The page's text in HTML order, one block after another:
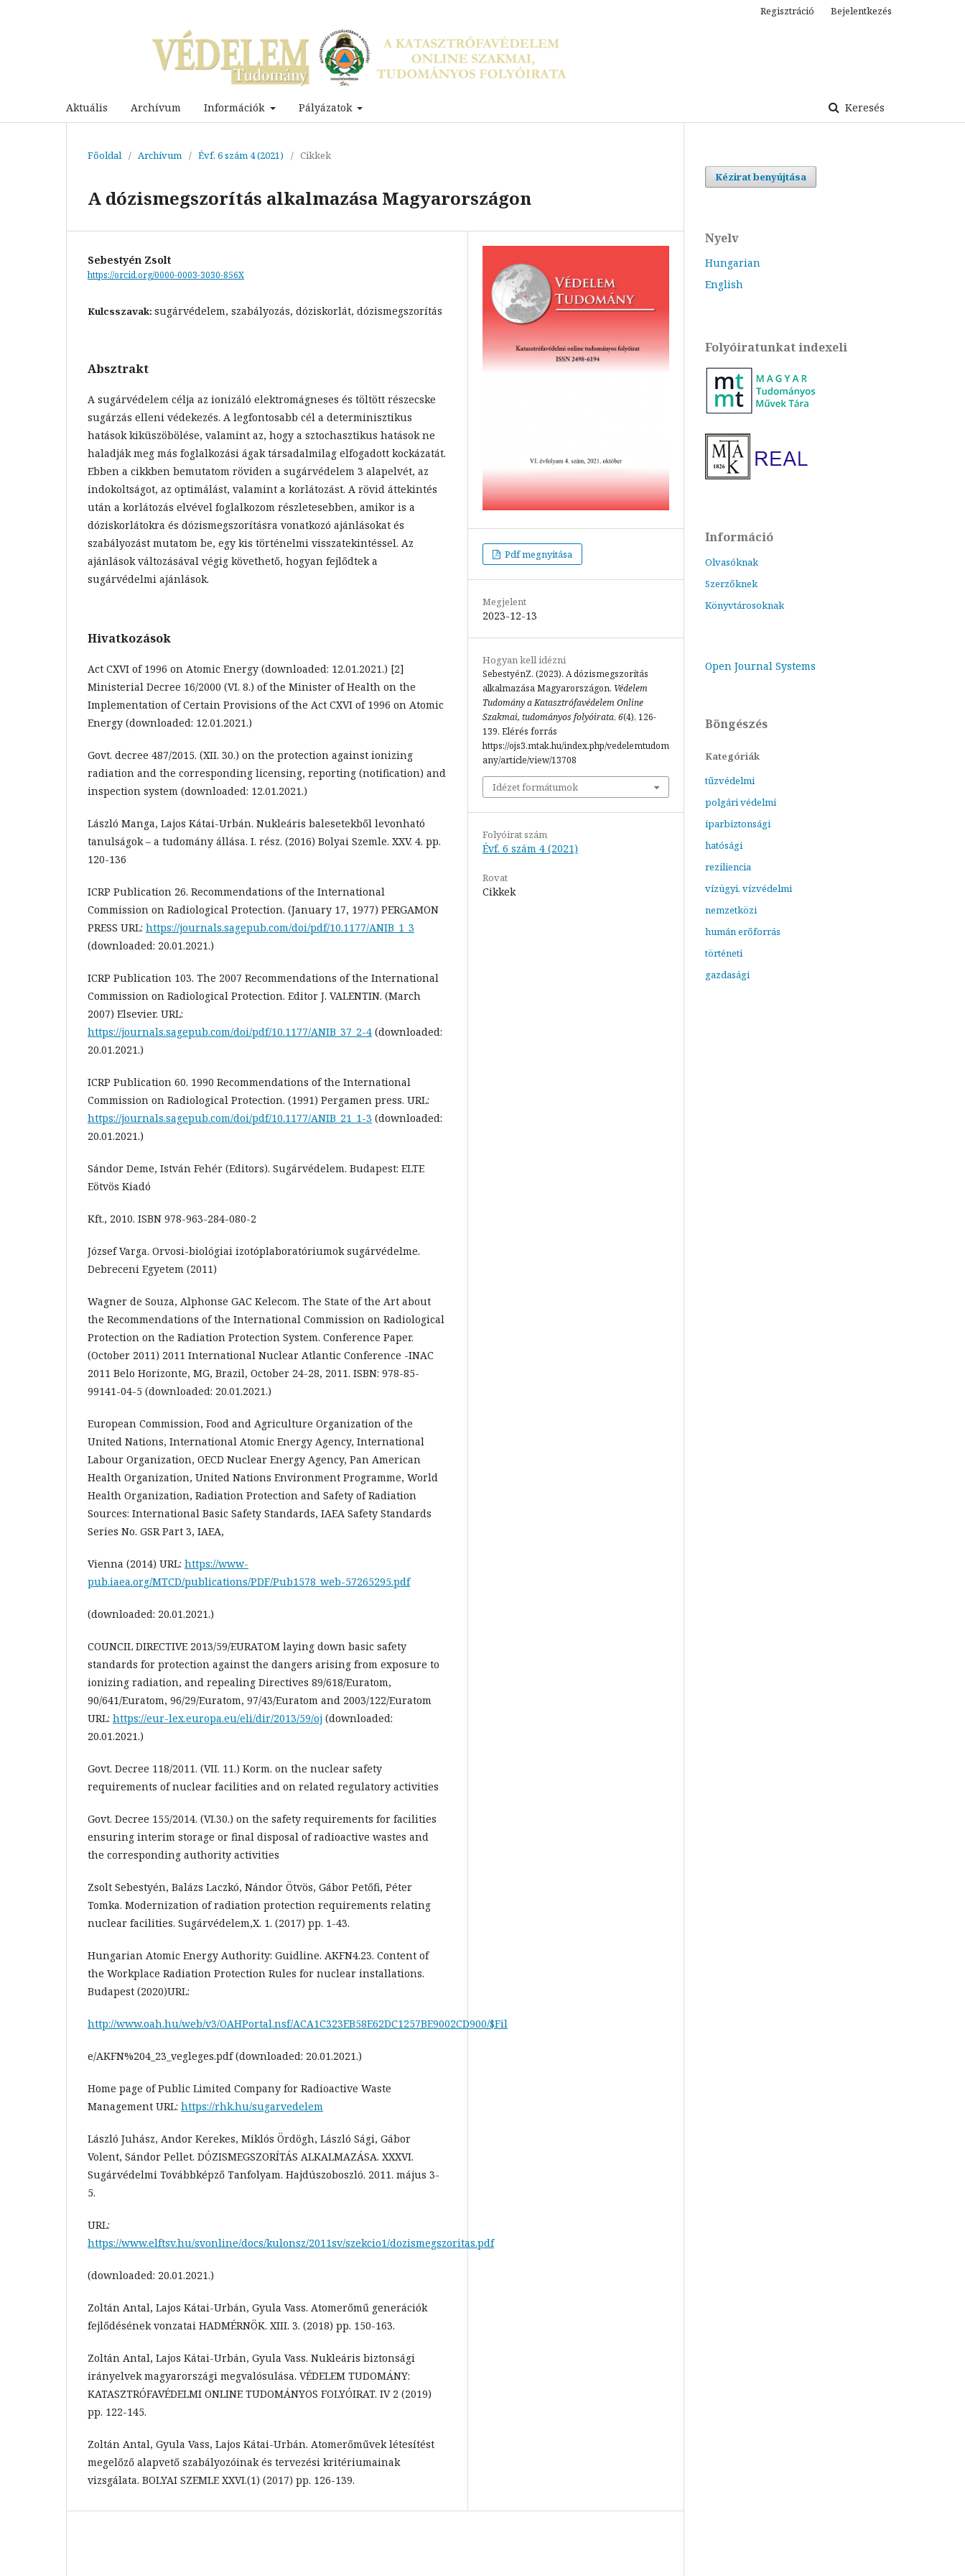
Aktuális Archívum Információk Pályázatok Keresés
Regisztráció Bejelentkezés
Főoldal / Archívum / Évf. 6 szám 4 (2021) / Cikkek
A dózismegszorítás alkalmazása Magyarországon
Sebestyén Zsolt
https://orcid.org/0000-0003-3030-856X
Kulcsszavak: sugárvédelem, szabályozás, dóziskorlát, dózismegszorítás
Absztrakt
A sugárvédelem célja az ionizáló elektromágneses és töltött részecske
sugárzás elleni védekezés. A legfontosabb cél a determinisztikus
hatások kiküszöbölése, valamint az, hogy a sztochasztikus hatások ne
haladják meg más foglalkozási ágak társadalmilag elfogadott kockázatát.
Ebben a cikkben bemutatom röviden a sugárvédelem 3 alapelvét, az
indokoltságot, az optimálást, valamint a korlátozást. A rövid áttekintés
után a korlátozás elvével foglalkozom részletesebben, amikor is a
dóziskorlátokra és dózismegszorításra vonatkozó ajánlásokat és
szabályozást mutatom be, egy kis történelmi visszatekintéssel. Az
ajánlások változásával végig követhető, hogyan fejlődtek a
sugárvédelmi ajánlások.
Hivatkozások
Act CXVI of 1996 on Atomic Energy (downloaded: 12.01.2021.) [2]
Ministerial Decree 16/2000 (VI. 8.) of the Minister of Health on the
Implementation of Certain Provisions of the Act CXVI of 1996 on Atomic
Energy (downloaded: 12.01.2021.)
Govt. decree 487/2015. (XII. 30.) on the protection against ionizing
radiation and the corresponding licensing, reporting (notification) and
inspection system (downloaded: 12.01.2021.)
László Manga, Lajos Kátai-Urbán. Nukleáris balesetekből levonható
tanulságok – a tudomány állása. I. rész. (2016) Bolyai Szemle. XXV. 4. pp.
120-136
ICRP Publication 26. Recommendations of the International
Commission on Radiological Protection. (January 17, 1977) PERGAMON
PRESS URL: https://journals.sagepub.com/doi/pdf/10.1177/ANIB_1_3
(downloaded: 20.01.2021.)
ICRP Publication 103. The 2007 Recommendations of the International
Commission on Radiological Protection. Editor J. VALENTIN. (March
2007) Elsevier. URL:
https://journals.sagepub.com/doi/pdf/10.1177/ANIB_37_2-4 (downloaded:
20.01.2021.)
ICRP Publication 60. 1990 Recommendations of the International
Commission on Radiological Protection. (1991) Pergamen press. URL:
https://journals.sagepub.com/doi/pdf/10.1177/ANIB_21_1-3 (downloaded:
20.01.2021.)
Sándor Deme, István Fehér (Editors). Sugárvédelem. Budapest: ELTE
Eötvös Kiadó
Kft., 2010. ISBN 978-963-284-080-2
József Varga. Orvosi-biológiai izotóplaboratóriumok sugárvédelme.
Debreceni Egyetem (2011)
Wagner de Souza, Alphonse GAC Kelecom. The State of the Art about
the Recommendations of the International Commission on Radiological
Protection on the Radiation Protection System. Conference Paper.
(October 2011) 2011 International Nuclear Atlantic Conference -INAC
2011 Belo Horizonte, MG, Brazil, October 24-28, 2011. ISBN: 978-85-
99141-04-5 (downloaded: 20.01.2021.)
European Commission, Food and Agriculture Organization of the
United Nations, International Atomic Energy Agency, International
Labour Organization, OECD Nuclear Energy Agency, Pan American
Health Organization, United Nations Environment Programme, World
Health Organization, Radiation Protection and Safety of Radiation
Sources: International Basic Safety Standards, IAEA Safety Standards
Series No. GSR Part 3, IAEA,
Vienna (2014) URL: https://www-
pub.iaea.org/MTCD/publications/PDF/Pub1578_web-57265295.pdf
(downloaded: 20.01.2021.)
COUNCIL DIRECTIVE 2013/59/EURATOM laying down basic safety
standards for protection against the dangers arising from exposure to
ionizing radiation, and repealing Directives 89/618/Euratom,
90/641/Euratom, 96/29/Euratom, 97/43/Euratom and 2003/122/Euratom
URL: https://eur-lex.europa.eu/eli/dir/2013/59/oj (downloaded:
20.01.2021.)
Govt. Decree 118/2011. (VII. 11.) Korm. on the nuclear safety
requirements of nuclear facilities and on related regulatory activities
Govt. Decree 155/2014. (VI.30.) on the safety requirements for facilities
ensuring interim storage or final disposal of radioactive wastes and
the corresponding authority activities
Zsolt Sebestyén, Balázs Laczkó, Nándor Ötvös, Gábor Petőfi, Péter
Tomka. Modernization of radiation protection requirements relating
nuclear facilities. Sugárvédelem,X. 1. (2017) pp. 1-43.
Hungarian Atomic Energy Authority: Guidline. AKFN4.23. Content of
the Workplace Radiation Protection Rules for nuclear installations.
Budapest (2020)URL:
http://www.oah.hu/web/v3/OAHPortal.nsf/ACA1C323EB58E62DC1257BE9002CD900/$Fil
e/AKFN%204_23_vegleges.pdf (downloaded: 20.01.2021.)
Home page of Public Limited Company for Radioactive Waste
Management URL: https://rhk.hu/sugarvedelem
László Juhász, Andor Kerekes, Miklós Ördögh, László Sági, Gábor
Volent, Sándor Pellet. DÓZISMEGSZORÍTÁS ALKALMAZÁSA. XXXVI.
Sugárvédelmi Továbbképző Tanfolyam. Hajdúszoboszló. 2011. május 3-
5.
URL:
https://www.elftsv.hu/svonline/docs/kulonsz/2011sv/szekcio1/dozismegszoritas.pdf
(downloaded: 20.01.2021.)
Zoltán Antal, Lajos Kátai-Urbán, Gyula Vass. Atomerőmű generációk
fejlődésének vonzatai HADMÉRNÖK. XIII. 3. (2018) pp. 150-163.
Zoltán Antal, Lajos Kátai-Urbán, Gyula Vass. Nukleáris biztonsági
irányelvek magyarországi megvalósulása. VÉDELEM TUDOMÁNY:
KATASZTRÓFAVÉDELMI ONLINE TUDOMÁNYOS FOLYÓIRAT. IV 2 (2019)
pp. 122-145.
Zoltán Antal, Gyula Vass, Lajos Kátai-Urbán. Atomerőművek létesítést
megelőző alapvető szabályozóinak és tervezési kritériumainak
vizsgálata. BOLYAI SZEMLE XXVI.(1) (2017) pp. 126-139.
Pdf megnyitása
Megjelent
2023-12-13
Hogyan kell idézni
SebestyénZ. (2023). A dózismegszorítás
alkalmazása Magyarországon. Védelem
Tudomány a Katasztrófavédelem Online
Szakmai, tudományos folyóirata, 6(4), 126-
139. Elérés forrás
https://ojs3.mtak.hu/index.php/vedelemtudom
any/article/view/13708
Idézet formátumok
Folyóirat szám
Évf. 6 szám 4 (2021)
Rovat
Cikkek
Kézirat benyújtása
Nyelv
Hungarian
English
Folyóiratunkat indexeli
Információ
Olvasóknak
Szerzőknek
Könyvtárosoknak
Open Journal Systems
Böngészés
Kategóriák
tűzvédelmi
polgári védelmi
iparbiztonsági
hatósági
reziliencia
vízügyi, vízvédelmi
nemzetközi
humán erőforrás
történeti
gazdasági